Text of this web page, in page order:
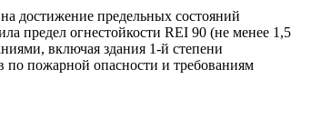
достижение предельных состояний
предел огнестойкости REI 90 (не менее 1,5
включая здания 1-й степени
по пожарной опасности и требованиям